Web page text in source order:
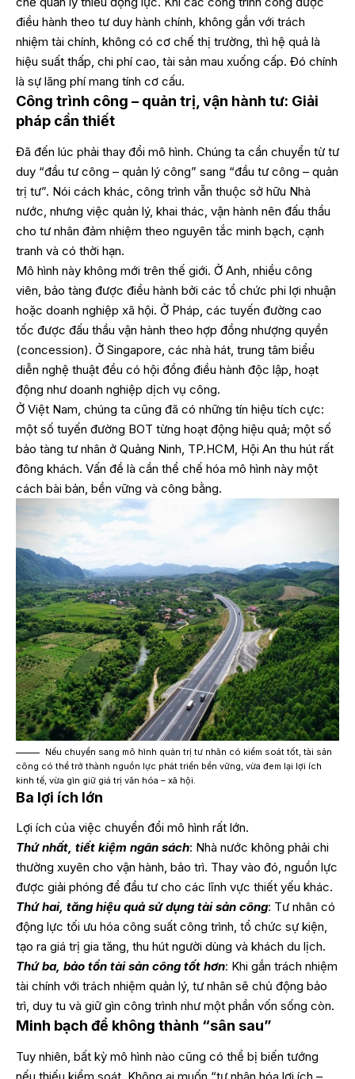
điều hành theo tư duy hành chính, không gắn với trách
nhiệm tài chính, không có cơ chế thị trường, thì hệ quả là
hiệu suất thấp, chi phí cao, tài sản mau xuống cấp. Đó chính
là sự lãng phí mang tính cơ cấu.
Công trình công – quản trị, vận hành tư: Giải
pháp cần thiết
Đã đến lúc phải thay đổi mô hình. Chúng ta cần chuyển từ tư
duy “đầu tư công – quản lý công” sang “đầu tư công – quản
trị tư”. Nói cách khác, công trình vẫn thuộc sở hữu Nhà
nước, nhưng việc quản lý, khai thác, vận hành nên đấu thầu
cho tư nhân đảm nhiệm theo nguyên tắc minh bạch, cạnh
tranh và có thời hạn.
Mô hình này không mới trên thế giới. Ở Anh, nhiều công
viên, bảo tàng được điều hành bởi các tổ chức phi lợi nhuận
hoặc doanh nghiệp xã hội. Ở Pháp, các tuyến đường cao
tốc được đấu thầu vận hành theo hợp đồng nhượng quyền
(concession). Ở Singapore, các nhà hát, trung tâm biểu
diễn nghệ thuật đều có hội đồng điều hành độc lập, hoạt
động như doanh nghiệp dịch vụ công.
Ở Việt Nam, chúng ta cũng đã có những tín hiệu tích cực:
một số tuyến đường BOT từng hoạt động hiệu quả; một số
bảo tàng tư nhân ở Quảng Ninh, TP.HCM, Hội An thu hút rất
đông khách. Vấn đề là cần thể chế hóa mô hình này một
cách bài bản, bền vững và công bằng.
Nếu chuyển sang mô hình quản trị tư nhân có kiểm soát tốt, tài sản
công có thể trở thành nguồn lực phát triển bền vững, vừa đem lại lợi ích
kinh tế, vừa gìn giữ giá trị văn hóa – xã hội.
Ba lợi ích lớn
Lợi ích của việc chuyển đổi mô hình rất lớn.
Thứ nhất, tiết kiệm ngân sách: Nhà nước không phải chi
thường xuyên cho vận hành, bảo trì. Thay vào đó, nguồn lực
được giải phóng để đầu tư cho các lĩnh vực thiết yếu khác.
Thứ hai, tăng hiệu quả sử dụng tài sản công: Tư nhân có
động lực tối ưu hóa công suất công trình, tổ chức sự kiện,
tạo ra giá trị gia tăng, thu hút người dùng và khách du lịch.
Thứ ba, bảo tồn tài sản công tốt hơn: Khi gắn trách nhiệm
tài chính với trách nhiệm quản lý, tư nhân sẽ chủ động bảo
trì, duy tu và giữ gìn công trình như một phần vốn sống còn.
Minh bạch để không thành “sân sau”
Tuy nhiên, bất kỳ mô hình nào cũng có thể bị biến tướng